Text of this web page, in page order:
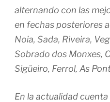
alternando con las
en fechas posteriores
Noia, Sada, Riveira,
Sobrado dos Monxes,
Sigüeiro, Ferrol, As
En la actualidad